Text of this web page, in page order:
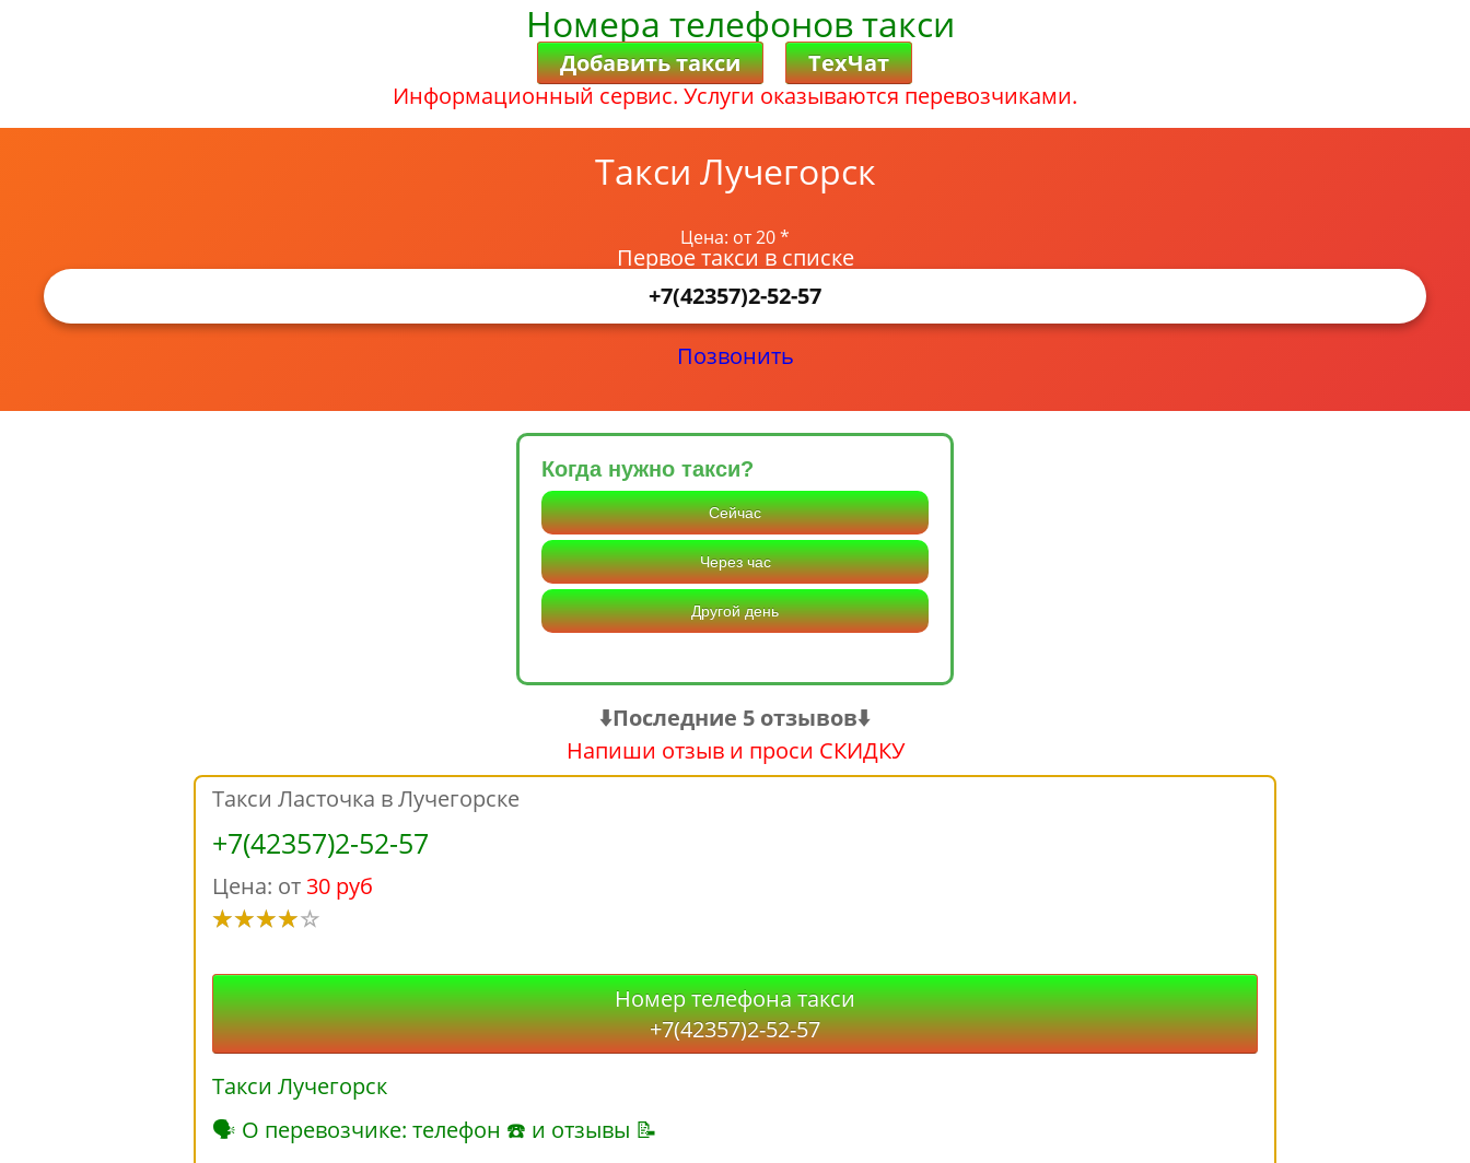
Номера телефонов такси
Добавить такси
ТехЧат
Информационный сервис. Услуги оказываются перевозчиками.
Такси Лучегорск
Цена: от 20 *
Первое такси в списке
+7(42357)2-52-57
Позвонить
Когда нужно такси?
Сейчас
Через час
Другой день
⬇️Последние 5 отзывов⬇️
Напиши отзыв и проси СКИДКУ
Такси Ласточка в Лучегорске
+7(42357)2-52-57
Цена: от 30 руб
Номер телефона такси
+7(42357)2-52-57
Такси Лучегорск
🗣 О перевозчике: телефон ☎ и отзывы 📝